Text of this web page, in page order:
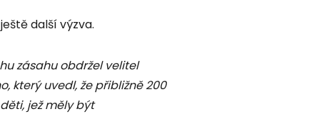
další výzva.
zásahu obdržel velitel
který uvedl, že přibližně 200
jež měly být